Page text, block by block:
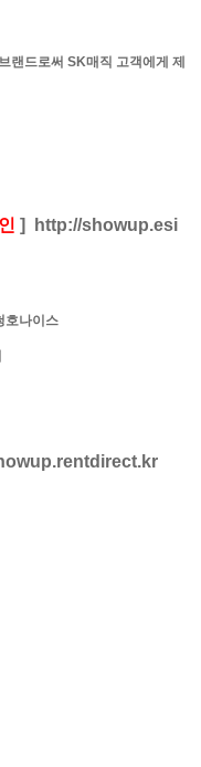
랜드로써 SK매직 고객에게 제
]
http://showup.esi
호나이스